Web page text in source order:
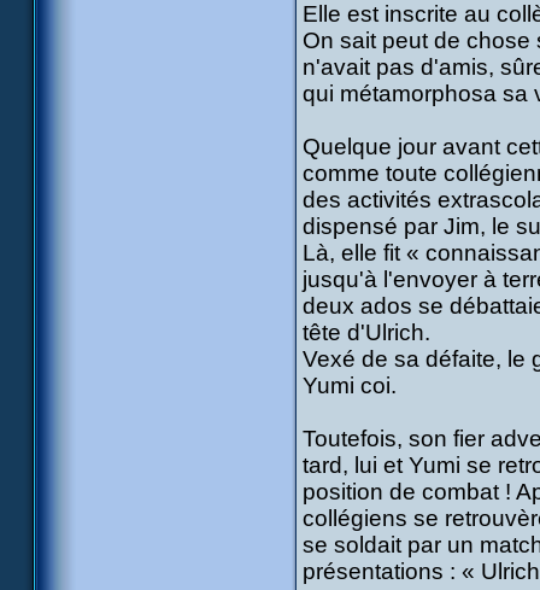
Elle est inscrite au
On sait peut de chose
n'avait pas d'amis,
qui métamorphosa sa
Quelque jour avant
comme toute
des activités
dispensé par Jim, le
Là, elle fit «
jusqu'à l'envoyer à
deux ados se
tête d'Ulrich.
Vexé de sa défaite, le
Yumi coi.
Toutefois, son fier
tard, lui et Yumi se
position de combat !
collégiens se
se soldait par un
présentations : «